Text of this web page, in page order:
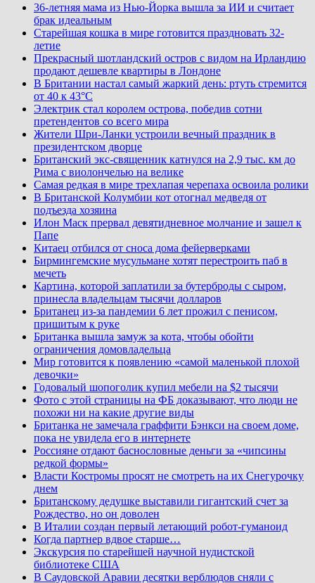
36-летняя мама из Нью-Йорка вышла за ИИ и считает
брак идеальным
Старейшая кошка в мире готовится праздновать 32-
летие
Прекрасный шотландский остров с видом на Ирландию
продают дешевле квартиры в Лондоне
В Британии настал самый жаркий день: ртуть стремится
от 40 к 43°C
Электрик стал королем острова, победив сотни
претендентов со всего мира
Жители Шри-Ланки устроили вечный праздник в
президентском дворце
Британский экс-священник катнулся на 2,9 тыс. км до
Рима с виолончелью на велике
Самая редкая в мире трехлапая черепаха освоила ролики
В Британской Колумбии кот отогнал медведя от
подъезда хозяина
Илон Маск прервал девятидневное молчание и зашел к
Папе
Китаец отбился от сноса дома фейерверками
Бирмингемские мусульмане хотят перестроить паб в
мечеть
Картина, которой заплатили за бутерброды с сыром,
принесла владельцам тысячи долларов
Британец из-за пандемии 6 лет прожил с пенисом,
пришитым к руке
Британка вышла замуж за кота, чтобы обойти
ограничения домовладельца
Мир готовится к появлению «самой маленькой плохой
девочки»
Годовалый шопоголик купил мебели на $2 тысячи
Фото с этой страницы на ФБ доказывают, что люди не
похожи ни на какие другие виды
Британка не замечала граффити Бэнкси на своем доме,
пока не увидела его в интернете
Россияне отдают баснословные деньги за «чипсины
редкой формы»
Власти Костромы просят не смотреть на их Снегурочку
днем
Британскому дедушке выставили гигантский счет за
Рождество, но он доволен
В Италии создан первый летающий робот-гуманоид
Когда партнер вдвое старше…
Экскурсия по старейшей научной нудистской
библиотеке США
В Саудовской Аравии десятки верблюдов сняли с